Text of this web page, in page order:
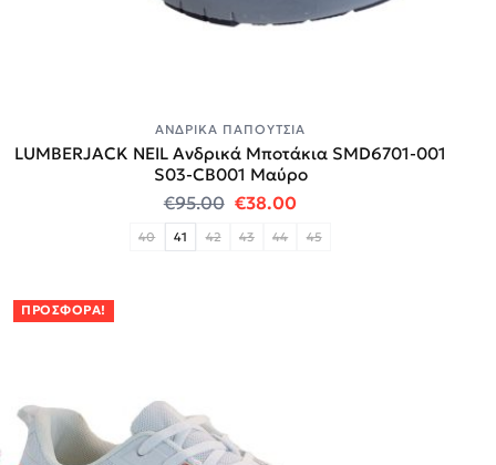
ΑΝΔΡΙΚΆ ΠΑΠΟΎΤΣΙΑ
LUMBERJACK NEIL Ανδρικά Μποτάκια SMD6701-001
S03-CB001 Μαύρο
€95.00 Original price was: €95.00.
€38.00Η τρέχουσα τιμή
40 41 42 43 44 45
ΠΡΟΣΦΟΡΆ!